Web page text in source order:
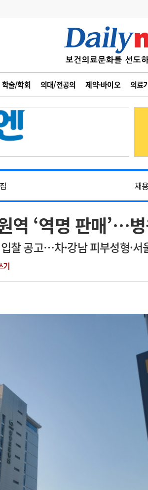
학술/학회 의대/전공의 제약·바이오 의료
추계
과
6
사고
수첩
병원
정
고지 광고안내
채
용
채
역 ‘역명 판매’…
찰 공고…차·강남 피부성형·서
기